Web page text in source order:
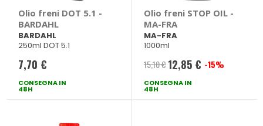
Olio freni DOT 5.1 -
BARDAHL
BARDAHL
250ml DOT 5.1
7,70 €
CONSEGNA IN
48H
Olio freni STOP OIL -
MA-FRA
MA-FRA
1000ml
15,10 € Prezzo
speciale
12,85 € -15%
CONSEGNA IN
48H